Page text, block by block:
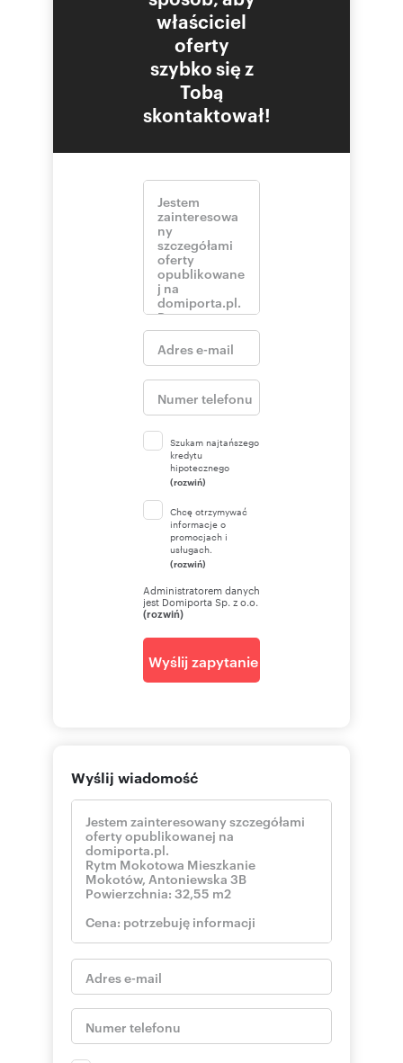
właściciel
oferty
szybko się z
Tobą
skontaktował!
Szukam najtańszego
kredytu
hipotecznego
(rozwiń)
Chcę otrzymywać
informacje o
promocjach i
usługach.
(rozwiń)
Administratorem danych
jest Domiporta Sp. z o.o.
(rozwiń)
Wyślij zapytanie
Wyślij wiadomość